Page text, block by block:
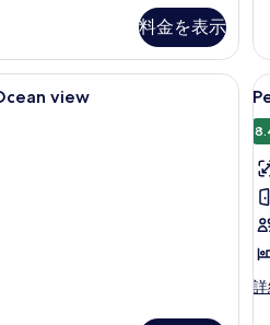
料金を表示
真
の
詳
業スペース
高級寝具、セーフティボックス (室内
view